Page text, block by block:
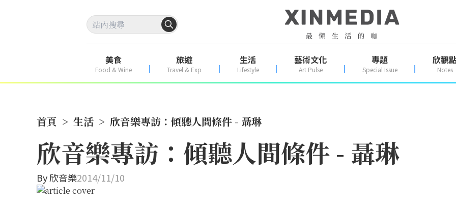
美食
Food & Wine
旅遊
Travel & Exp
生活
Lifestyle
藝術文化
Art Pulse
專題
Special Issue
欣觀
Notes
首頁 > 生活 > 欣音樂專訪：傾聽人間條件 - 聶琳
欣音樂專訪：傾聽人間條件 - 聶琳
By欣音樂2014/11/10